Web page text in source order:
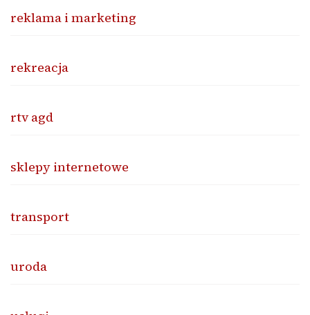
reklama i marketing
rekreacja
rtv agd
sklepy internetowe
transport
uroda